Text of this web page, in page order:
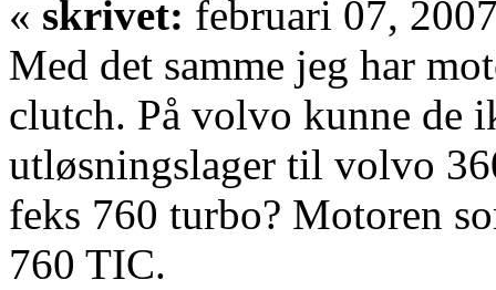
« skrivet: februari 07,
Med det samme jeg har
clutch. På volvo kunne de
utløsningslager til volvo
feks 760 turbo? Motoren
760 TIC.